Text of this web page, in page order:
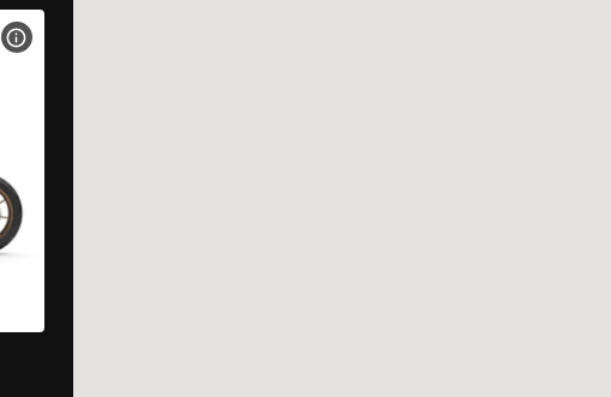
VOIR LES SPÉCIFICATIONS DE LA MOTO